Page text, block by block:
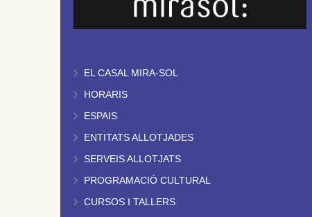
EL CASAL MIRA-SOL
HORARIS
ESPAIS
ENTITATS ALLOTJADES
SERVEIS ALLOTJATS
PROGRAMACIÓ CULTURAL
CURSOS I TALLERS